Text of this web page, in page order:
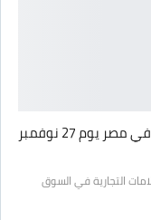
التجارية في السوق